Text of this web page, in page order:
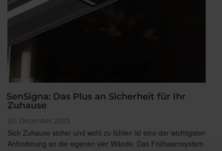
SenSigna: Das Plus an Sicherheit für Ihr
Zuhause
Veröffentlicht
am
20. Dezember 2023
Sich Zuhause sicher und wohl zu fühlen ist eine der wichtigsten
Anforderung an die eigenen vier Wände. Das Frühwarnsystem